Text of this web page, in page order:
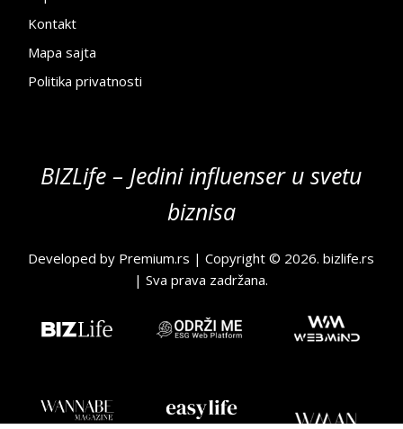
Kontakt
Mapa sajta
Politika privatnosti
BIZLife – Jedini influenser u svetu
biznisa
Developed by Premium.rs | Copyright © 2026.bizlife.rs
| Sva prava zadržana.